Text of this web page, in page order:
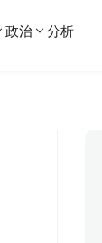
政治 分析